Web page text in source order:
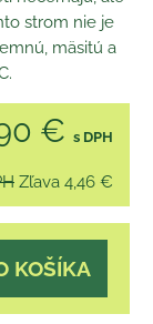
strom nie je
mäsitú a
€ s DPH
Zľava 4,46 €
KOŠÍKA